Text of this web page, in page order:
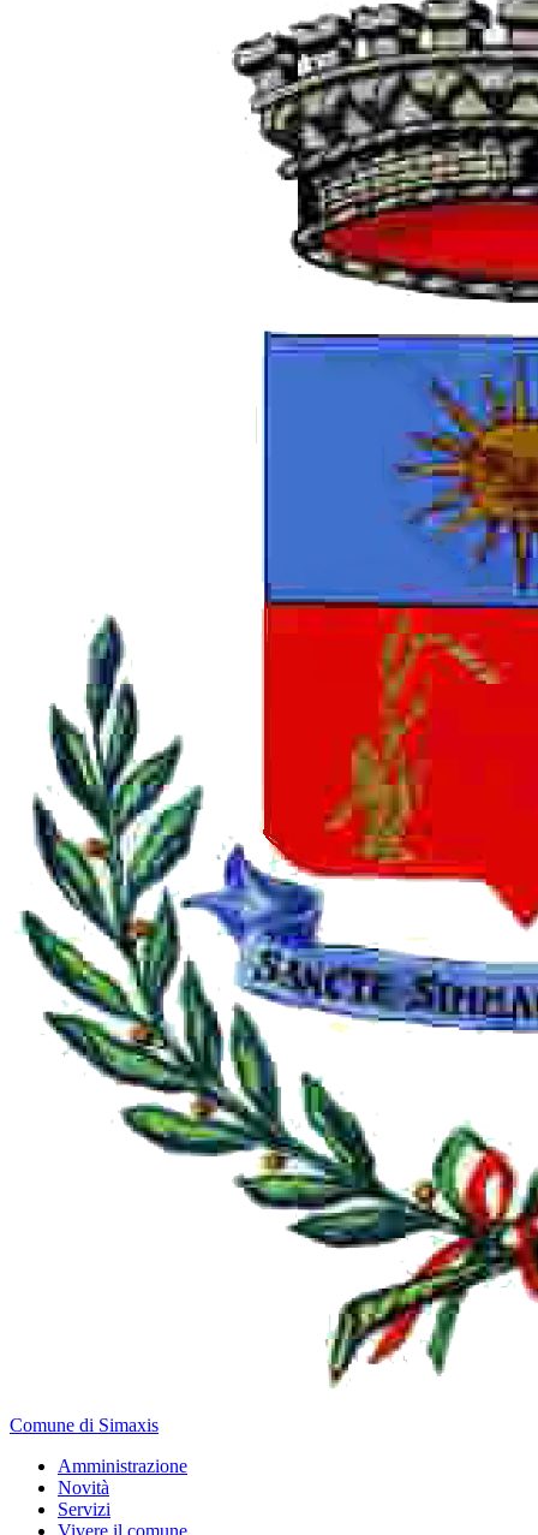
Comune di Simaxis
Amministrazione
Novità
Servizi
Vivere il comune